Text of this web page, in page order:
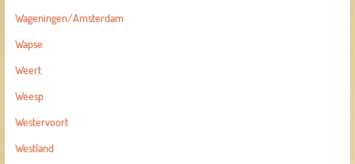
Wageningen/Amsterdam
Wapse
Weert
Weesp
Westervoort
Westland